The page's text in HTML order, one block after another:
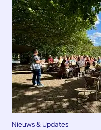
Nieuws & Updates